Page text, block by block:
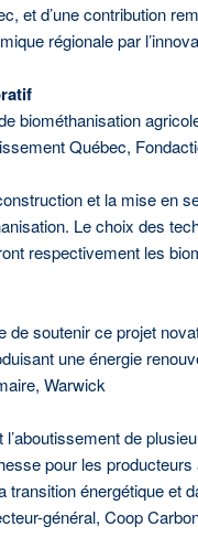
et d’une contribution
régionale par
biométhanisation
Québec,
et la mise en
Le choix des
respectivement les
de soutenir ce projet
une énergie
Warwick
l’aboutissement de
pour les
transition énergétique et
général, Coop